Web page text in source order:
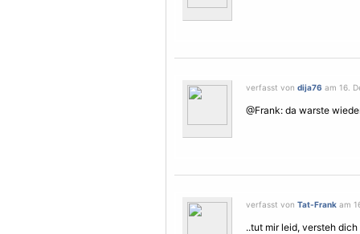
verfasst von dija76 am 16.
@Frank: da warste
verfasst von Tat-Frank am
..tut mir leid, versteh